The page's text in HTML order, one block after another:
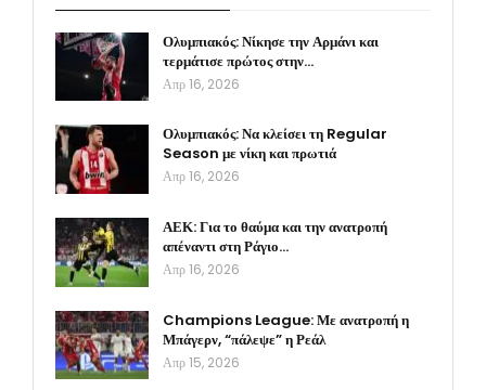
Ολυμπιακός: Νίκησε την Αρμάνι και
τερμάτισε πρώτος στην…
Απρ 16, 2026
Ολυμπιακός: Να κλείσει τη Regular
Season με νίκη και πρωτιά
Απρ 16, 2026
ΑΕΚ: Για το θαύμα και την ανατροπή
απέναντι στη Ράγιο…
Απρ 16, 2026
Champions League: Με ανατροπή η
Μπάγερν, “πάλεψε” η Ρεάλ
Απρ 15, 2026